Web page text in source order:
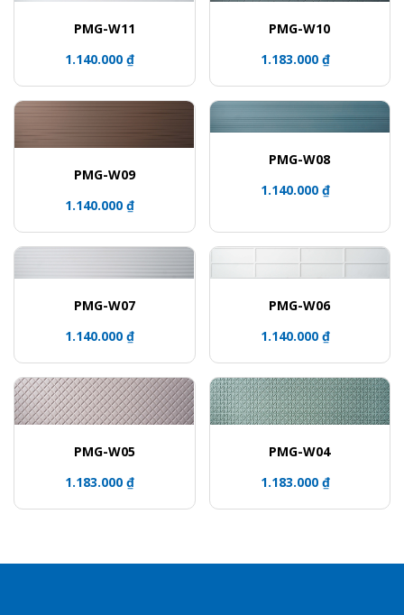
PMG-W11
1.140.000 ₫
PMG-W10
1.183.000 ₫
PMG-W09
1.140.000 ₫
PMG-W08
1.140.000 ₫
PMG-W07
1.140.000 ₫
PMG-W06
1.140.000 ₫
PMG-W05
1.183.000 ₫
PMG-W04
1.183.000 ₫